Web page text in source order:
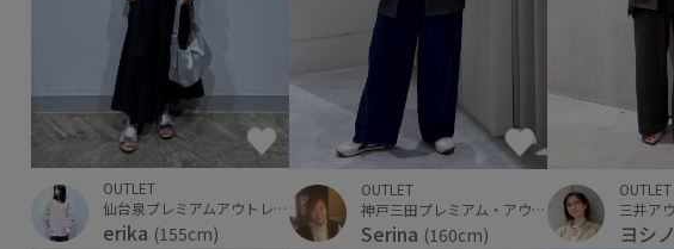
OUTLET
仙台泉プレミアムアウトレット
erika (155cm)
OUTLET
神戸三田プレミアム・アウトレット
Serina (160cm)
OUTLET
ヨシノ